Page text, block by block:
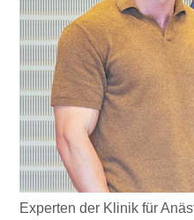
Experten der Klinik für